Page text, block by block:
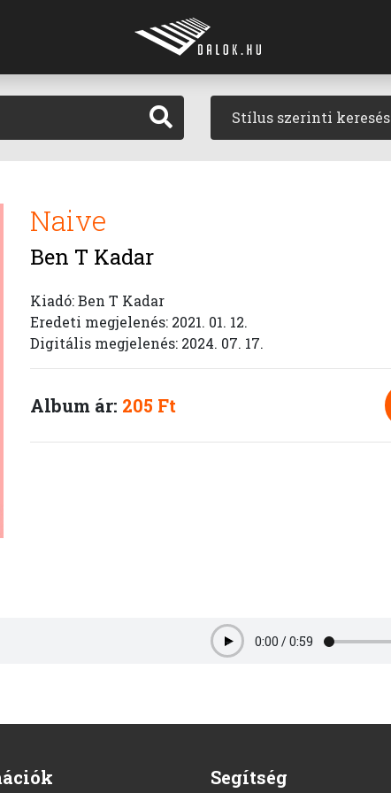
Stílus szerinti keresés
Naive
Ben T Kadar
Kiadó: Ben T Kadar
Eredeti megjelenés: 2021. 01. 12.
Digitális megjelenés: 2024. 07. 17.
Album ár: 205 Ft
Play0:00 /0:59
Segítség